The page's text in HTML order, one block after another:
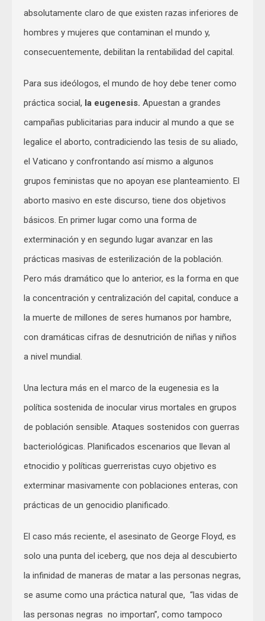
absolutamente claro de que existen razas inferiores de
hombres y mujeres que contaminan el mundo y,
consecuentemente, debilitan la rentabilidad del capital.
Para sus ideólogos, el mundo de hoy debe tener como
práctica social, la eugenesis. Apuestan a grandes
campañas publicitarias para inducir al mundo a que se
legalice el aborto, contradiciendo las tesis de su aliado,
el Vaticano y confrontando así mismo a algunos
grupos feministas que no apoyan ese planteamiento. El
aborto masivo en este discurso, tiene dos objetivos
básicos. En primer lugar como una forma de
exterminación y en segundo lugar avanzar en las
prácticas masivas de esterilización de la población.
Pero más dramático que lo anterior, es la forma en que
la concentración y centralización del capital, conduce a
la muerte de millones de seres humanos por hambre,
con dramáticas cifras de desnutrición de niñas y niños
a nivel mundial.
Una lectura más en el marco de la eugenesia es la
política sostenida de inocular virus mortales en grupos
de población sensible. Ataques sostenidos con guerras
bacteriológicas. Planificados escenarios que llevan al
etnocidio y políticas guerreristas cuyo objetivo es
exterminar masivamente con poblaciones enteras, con
prácticas de un genocidio planificado.
El caso más reciente, el asesinato de George Floyd, es
solo una punta del iceberg, que nos deja al descubierto
la infinidad de maneras de matar a las personas negras,
se asume como una práctica natural que, “las vidas de
las personas negras no importan”, como tampoco